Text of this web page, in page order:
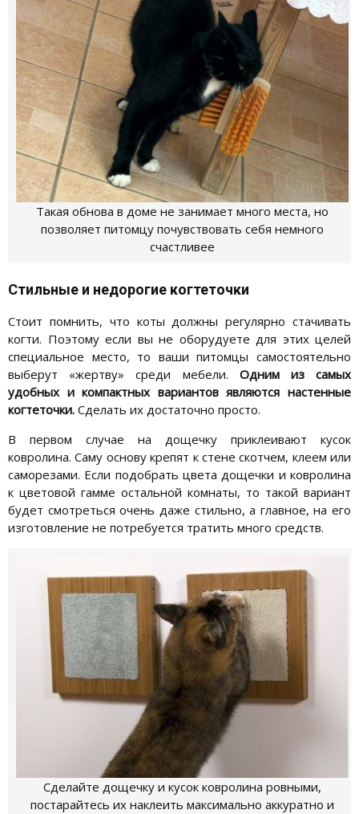
Такая обнова в доме не занимает много места, но
позволяет питомцу почувствовать себя немного
счастливее
Стильные и недорогие когтеточки
Стоит помнить, что коты должны регулярно стачивать
когти. Поэтому если вы не оборудуете для этих целей
специальное место, то ваши питомцы самостоятельно
выберут «жертву» среди мебели. Одним из самых
удобных и компактных вариантов являются настенные
когтеточки. Сделать их достаточно просто.
В первом случае на дощечку приклеивают кусок
ковролина. Саму основу крепят к стене скотчем, клеем или
саморезами. Если подобрать цвета дощечки и ковролина
к цветовой гамме остальной комнаты, то такой вариант
будет смотреться очень даже стильно, а главное, на его
изготовление не потребуется тратить много средств.
Сделайте дощечку и кусок ковролина ровными,
постарайтесь их наклеить максимально аккуратно и